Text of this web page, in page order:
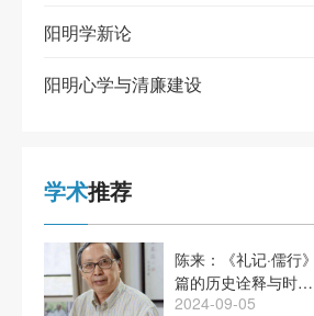
阳明学新论
阳明心学与清廉建设
学术推荐
陈来：《礼记·儒行》
篇的历史诠释与时代
意义
2024-09-05